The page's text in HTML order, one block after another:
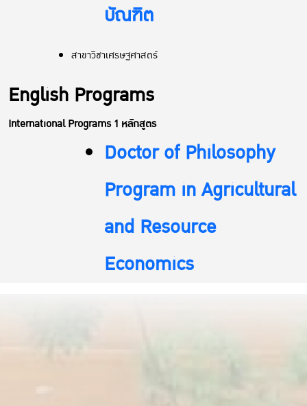
บัณฑิต
สาขาวิชาเศรษฐศาสตร์
English Programs
International Programs 1 หลักสูตร
Doctor of Philosophy
Program in Agricultural
and Resource
Economics